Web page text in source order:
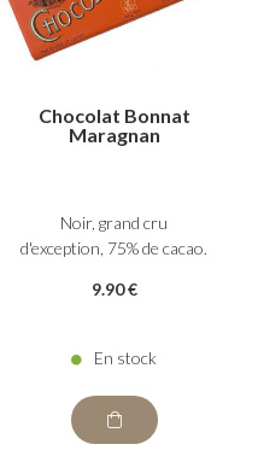
Chocolat Bonnat
Maragnan
Noir, grand cru
d'exception, 75% de cacao.
9.90 €
En stock